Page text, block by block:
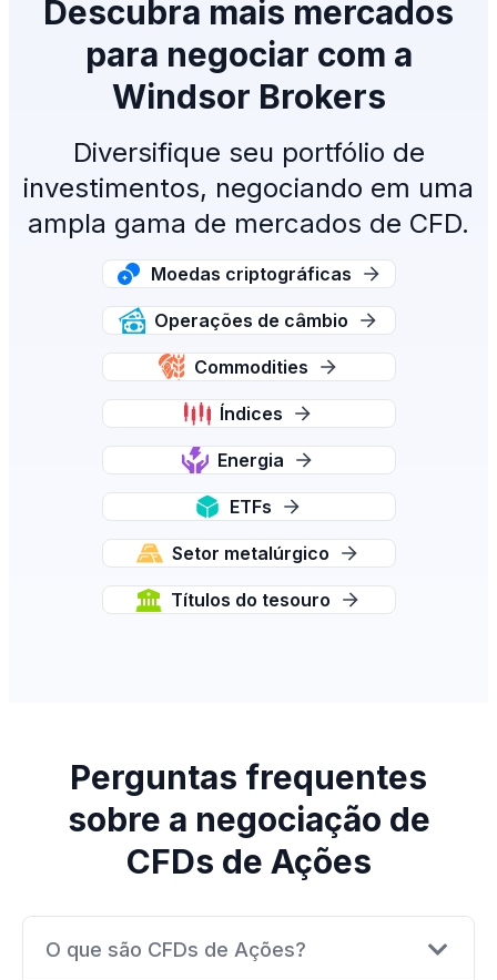
Descubra mais mercados
para negociar com a
Windsor Brokers
Diversifique seu portfólio de
investimentos, negociando em uma
ampla gama de mercados de CFD.
Moedas criptográficas
Operações de câmbio
Commodities
Índices
Energia
ETFs
Setor metalúrgico
Títulos do tesouro
Perguntas frequentes
sobre a negociação de
CFDs de Ações
O que são CFDs de Ações?